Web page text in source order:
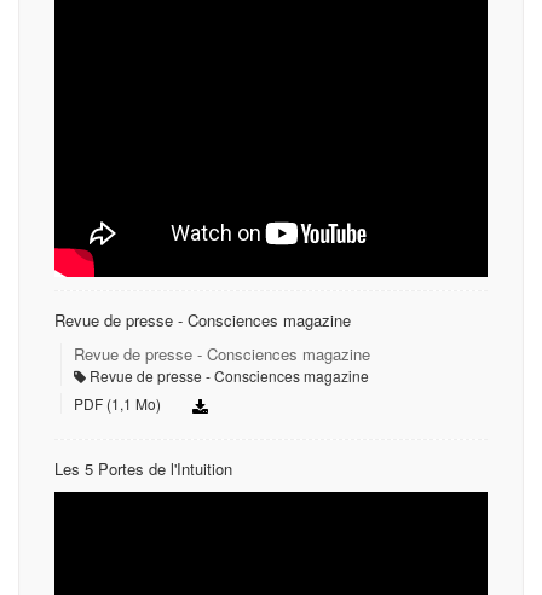
Revue de presse - Consciences magazine
Revue de presse - Consciences magazine
Revue de presse - Consciences magazine
PDF (1,1 Mo)
Les 5 Portes de l'Intuition